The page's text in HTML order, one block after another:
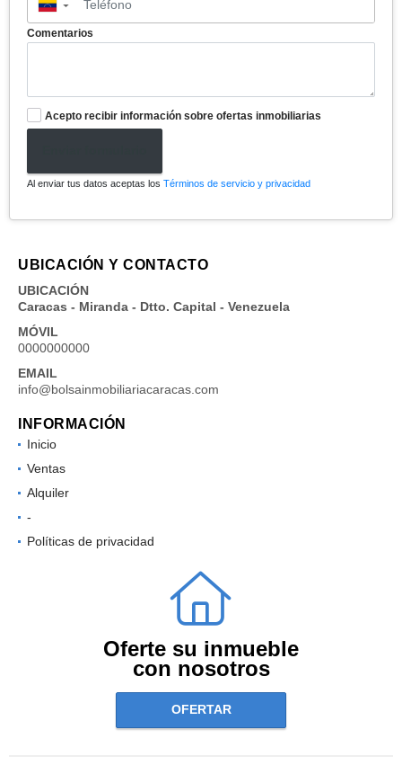
▼
Comentarios
Acepto recibir información sobre ofertas inmobiliarias
Al enviar tus datos aceptas los Términos de servicio y privacidad
UBICACIÓN Y CONTACTO
UBICACIÓN
Caracas - Miranda - Dtto. Capital - Venezuela
MÓVIL
0000000000
EMAIL
info@bolsainmobiliariacaracas.com
INFORMACIÓN
Inicio
Ventas
Alquiler
-
Políticas de privacidad
Oferte su inmueble
con nosotros
OFERTAR